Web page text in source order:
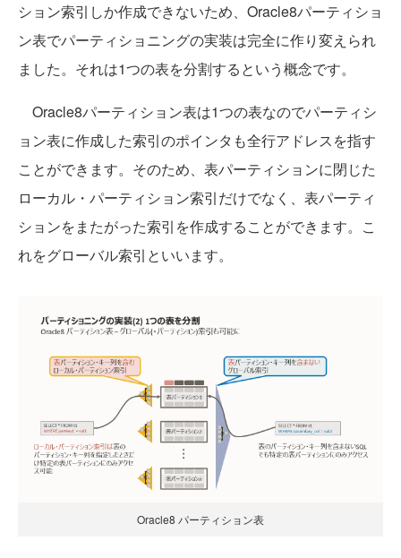
ション索引しか作成できないため、Oracle8パーティショ
ン表でパーティショニングの実装は完全に作り変えられ
ました。それは1つの表を分割するという概念です。
Oracle8パーティション表は1つの表なのでパーティシ
ョン表に作成した索引のポインタも全行アドレスを指す
ことができます。そのため、表パーティションに閉じた
ローカル・パーティション索引だけでなく、表パーティ
ションをまたがった索引を作成することができます。こ
れをグローバル索引といいます。
Oracle8 パーティション表